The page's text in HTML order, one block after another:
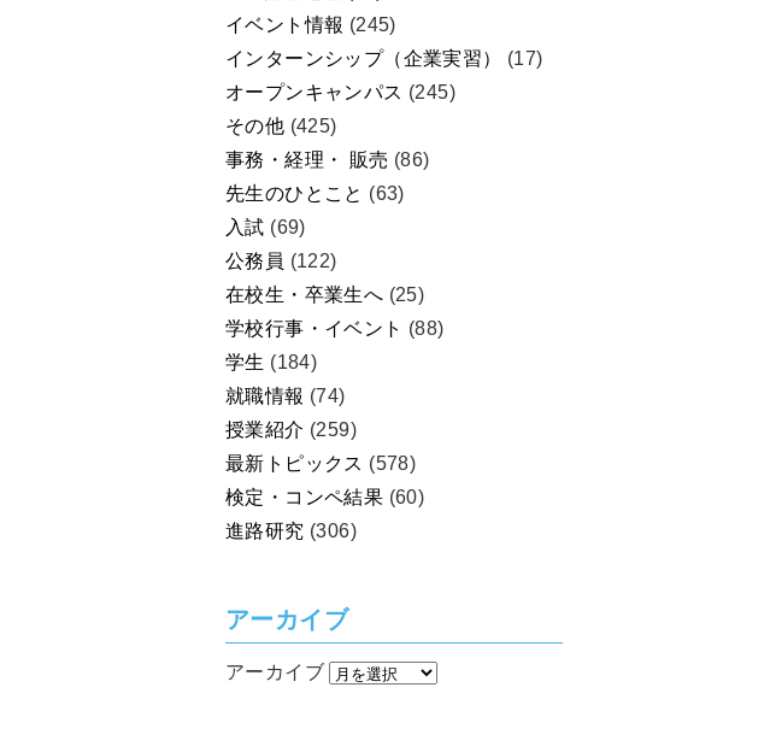
イベント情報 (245)
インターンシップ（企業実習）
(17)
オープンキャンパス (245)
その他 (425)
事務・経理・ 販売 (86)
先生のひとこと (63)
入試 (69)
公務員 (122)
在校生・卒業生へ (25)
学校行事・イベント (88)
学生 (184)
就職情報 (74)
授業紹介 (259)
最新トピックス (578)
検定・コンペ結果 (60)
進路研究 (306)
アーカイブ
アーカイブ